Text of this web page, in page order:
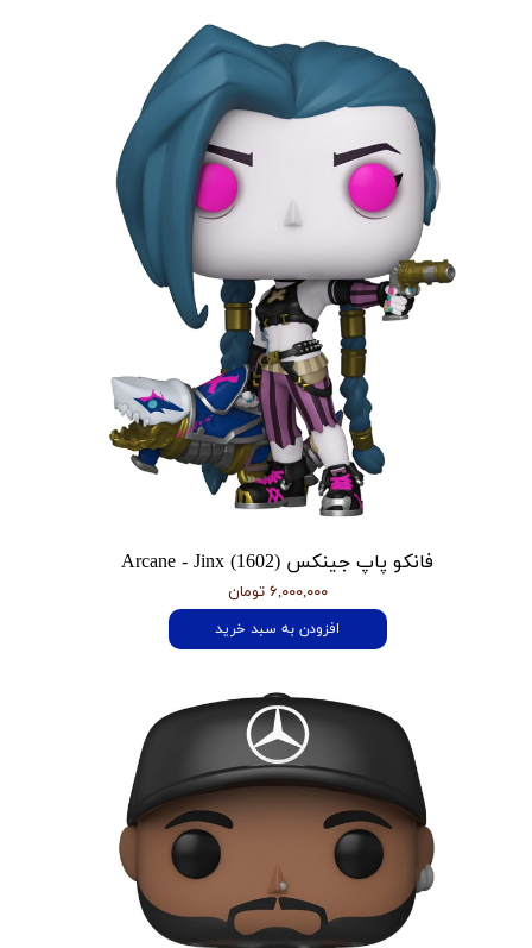
فانکو پاپ جینکس Arcane - Jinx (1602)
۶,۰۰۰,۰۰۰ تومان
افزودن به سبد خرید